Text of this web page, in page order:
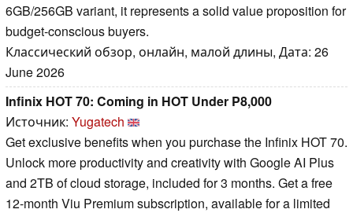
6GB/256GB variant, it represents a solid value proposition for
budget-conscious buyers.
Классический обзор, онлайн, малой длины, Дата: 26
June 2026
Infinix HOT 70: Coming in HOT Under P8,000
Источник: Yugatech
Get exclusive benefits when you purchase the Infinix HOT 70.
Unlock more productivity and creativity with Google AI Plus
and 2TB of cloud storage, included for 3 months. Get a free
12-month Viu Premium subscription, available for a limited